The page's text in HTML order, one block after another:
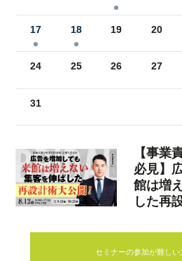
17 18 19 20
24 25 26 27
31
21 22 23 24
28 29 30
19 20 21 22
26 27 28 29
セミナーの参加が難しい